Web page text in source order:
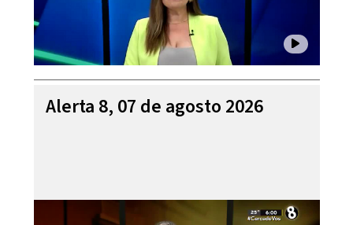
Alerta 8, 07 de agosto 2026